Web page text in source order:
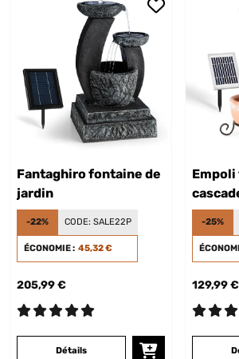
Fantaghiro fontaine de
jardin
-22% CODE: SALE22P
ÉCONOMIE : 45,32 €
205,99 €
Détails
-25%
129,99 €